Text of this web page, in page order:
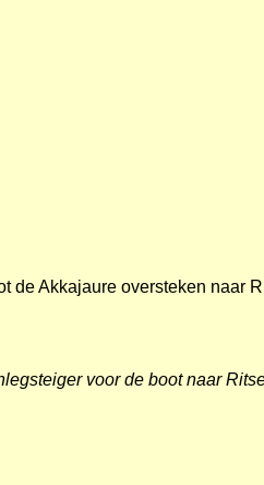
de Akkajaure oversteken naar
voor de boot naar